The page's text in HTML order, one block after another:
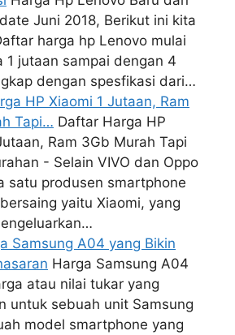
Juni 2018, Berikut ini kita
harga hp Lenovo mulai
1 jutaan sampai dengan 4
dengan spesfikasi dari…
HP Xiaomi 1 Jutaan, Ram
Tapi… Daftar Harga HP
Ram 3Gb Murah Tapi
- Selain VIVO dan Oppo
satu produsen smartphone
yaitu Xiaomi, yang
Samsung A04 yang Bikin
Harga Samsung A04
atau nilai tukar yang
untuk sebuah unit Samsung
model smartphone yang